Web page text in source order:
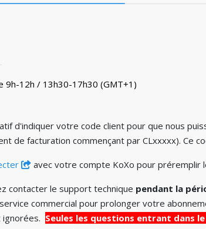
9h-12h / 13h30-17h30 (GMT+1)
d'indiquer votre code client pour que nous
de facturation commençant par CLxxxxx). Ce
avec votre compte KoXo pour préremplir
contacter le support technique pendant la
commercial pour prolonger votre
Seules les questions entrant dans